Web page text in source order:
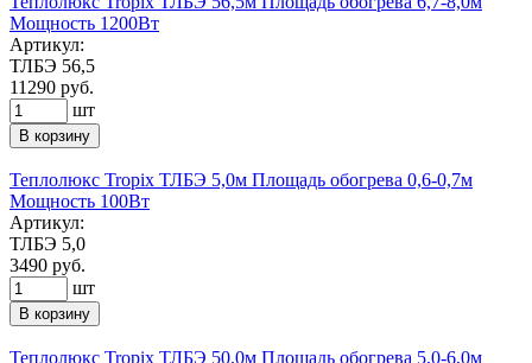
Мощность 1200Вт
Артикул:
ТЛБЭ 56,5
11290 руб.
шт
В корзину
Теплолюкс Tropix ТЛБЭ 5,0м Площадь обогрева 0,6-0,7м
Мощность 100Вт
Артикул:
ТЛБЭ 5,0
3490 руб.
шт
В корзину
Теплолюкс Tropix ТЛБЭ 50,0м Площадь обогрева 5,0-6,0м